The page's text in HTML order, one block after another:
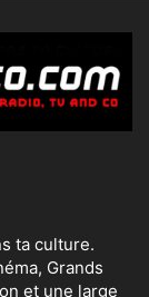
ta culture.
Grands
et une large